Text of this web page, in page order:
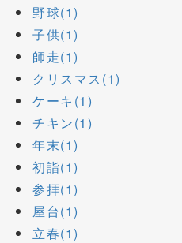
野球(1)
子供(1)
師走(1)
クリスマス(1)
ケーキ(1)
チキン(1)
年末(1)
初詣(1)
参拝(1)
屋台(1)
立春(1)